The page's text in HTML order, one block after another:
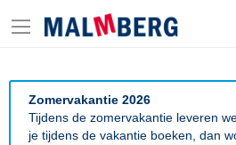
Zomervakantie 2026
Tijdens de zomervakantie leveren
je tijdens de vakantie boeken, dan